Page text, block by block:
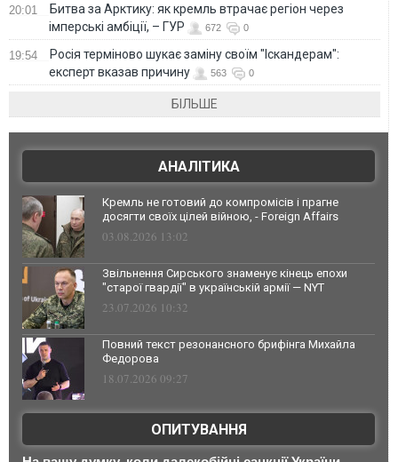
20:01
Битва за Арктику: як кремль втрачає регіон через
імперські амбіції, – ГУР
672 0
19:54
Росія терміново шукає заміну своїм "Іскандерам":
експерт вказав причину
563 0
БІЛЬШЕ
АНАЛІТИКА
Кремль не готовий до компромісів і прагне
досягти своїх цілей війною, - Foreign Affairs
03.08.2026 13:02
Звільнення Сирського знаменує кінець епохи
"старої гвардії" в українській армії — NYT
23.07.2026 10:32
Повний текст резонансного брифінга Михайла
Федорова
18.07.2026 09:27
ОПИТУВАННЯ